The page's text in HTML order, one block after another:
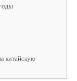
китайскую